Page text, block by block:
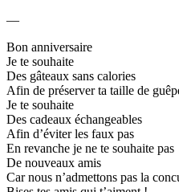
—
Bon anniversaire
Je te souhaite
Des gâteaux sans calories
Afin de préserver ta taille de
Je te souhaite
Des cadeaux échangeables
Afin d’éviter les faux pas
En revanche je ne te souhaite pas
De nouveaux amis
Car nous n’admettons pas la